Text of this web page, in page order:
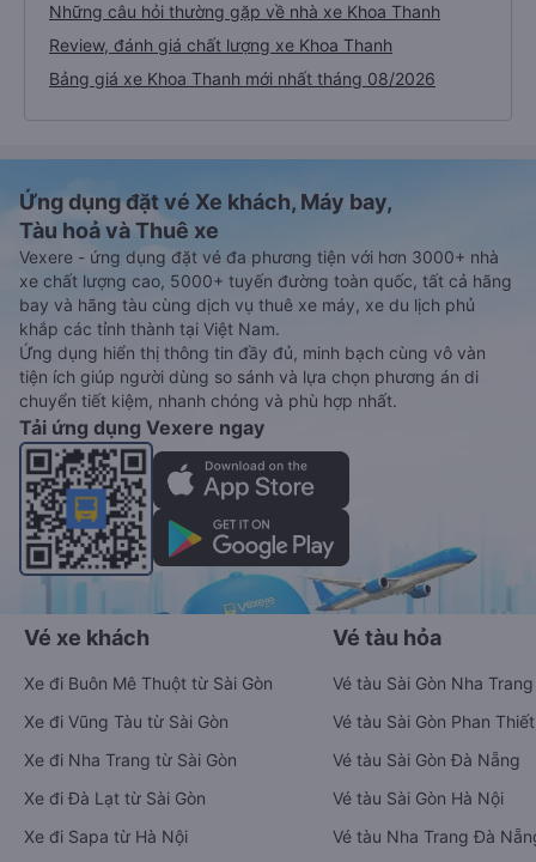
Những câu hỏi thường gặp về nhà xe Khoa Thanh
Review, đánh giá chất lượng xe Khoa Thanh
Bảng giá xe Khoa Thanh mới nhất tháng 08/2026
Ứng dụng đặt vé Xe khách, Máy bay,
Tàu hoả và Thuê xe
Vexere - ứng dụng đặt vé đa phương tiện với hơn 3000+ nhà
xe chất lượng cao, 5000+ tuyến đường toàn quốc, tất cả hãng
bay và hãng tàu cùng dịch vụ thuê xe máy, xe du lịch phủ
khắp các tỉnh thành tại Việt Nam.
Ứng dụng hiển thị thông tin đầy đủ, minh bạch cùng vô vàn
tiện ích giúp người dùng so sánh và lựa chọn phương án di
chuyển tiết kiệm, nhanh chóng và phù hợp nhất.
Tải ứng dụng Vexere ngay
Vé xe khách
Xe đi Buôn Mê Thuột từ Sài Gòn
Xe đi Vũng Tàu từ Sài Gòn
Xe đi Nha Trang từ Sài Gòn
Xe đi Đà Lạt từ Sài Gòn
Xe đi Sapa từ Hà Nội
Vé tàu hỏa
Vé tàu Sài Gòn Nha Trang
Vé tàu Sài Gòn Phan Thiết
Vé tàu Sài Gòn Đà Nẵng
Vé tàu Sài Gòn Hà Nội
Vé tàu Nha Trang Đà